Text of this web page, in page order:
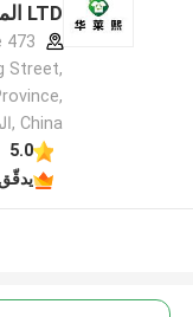
LTD الملف الشركة المصنعة
Street,
China ,الصين
5.0